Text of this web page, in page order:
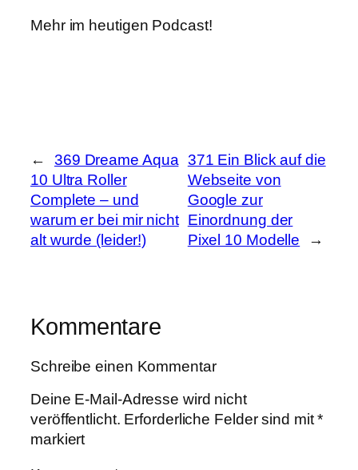
Mehr im heutigen Podcast!
←
369 Dreame Aqua
10 Ultra Roller
Complete – und
warum er bei mir nicht
alt wurde (leider!)
371 Ein Blick auf die
Webseite von
Google zur
Einordnung der
Pixel 10 Modelle
→
Kommentare
Schreibe einen Kommentar
Deine E-Mail-Adresse wird nicht
veröffentlicht. Erforderliche Felder sind mit*
markiert